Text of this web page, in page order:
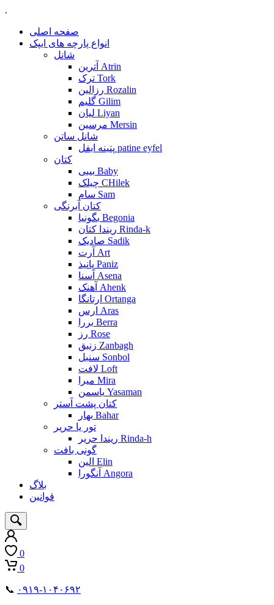
.
صفحه اصلی
انواع پارچه های ایپک
شانل
آترین Atrin
ترک Tork
رزالین Rozalin
گلیم Gilim
لیان Liyan
مرسین Mersin
شانل ساتن
پتینه ایفل patine eyfel
کتان
بیبی Baby
چیلک CHilek
سام Sam
کتان آبرنگی
بگونیا Begonia
ریندا کتان Rinda-k
صادیک Sadik
آرت Art
پانیذ Paniz
آسنا Asena
آهنک Ahenk
ارتانگا Ortanga
ارس Aras
بررا Berra
رز Rose
زنبق Zanbagh
سنبل Sonbol
لافت Loft
میرا Mira
یاسمن Yasaman
کتان پشت آستر
بهار Bahar
تور یا حریر
ریندا حریر Rinda-h
گونی بافت
الین Elin
آنگورا Angora
بلاگ
قوانین
0
0
📞 ۰۹۱۹-۱۰۴۰۶۹۲